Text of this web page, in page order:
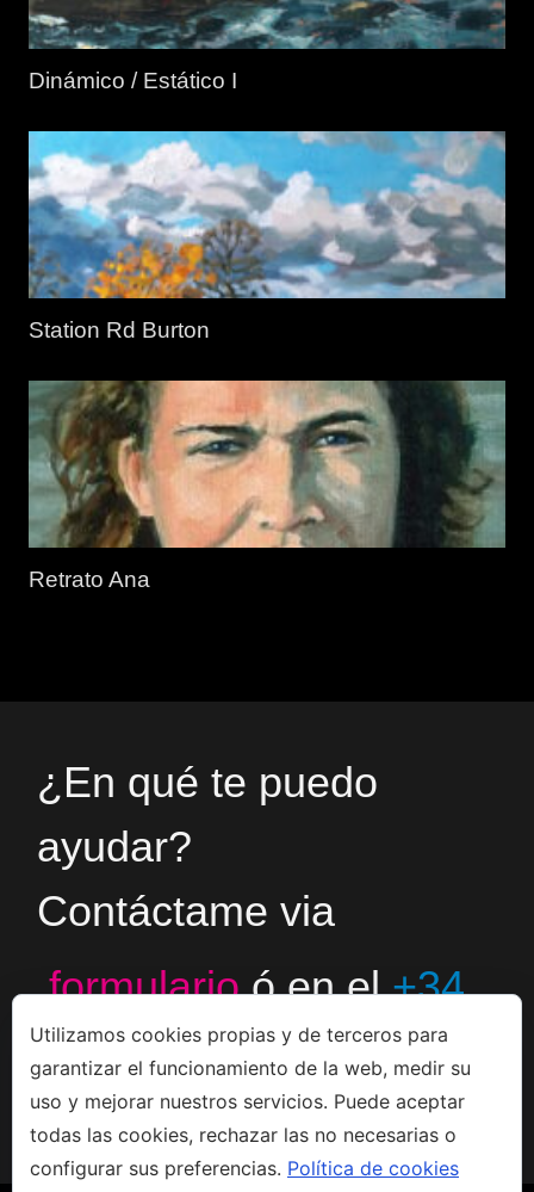
Dinámico / Estático I
Station Rd Burton
Retrato Ana
¿En qué te puedo
ayudar?
Contáctame via
formularioó en el+34
666533308
Utilizamos cookies propias y de terceros para
garantizar el funcionamiento de la web, medir su
uso y mejorar nuestros servicios. Puede aceptar
todas las cookies, rechazar las no necesarias o
configurar sus preferencias. Política de cookies